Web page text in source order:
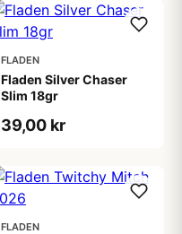
FLADEN
Fladen Silver Chaser
Slim 18gr
39,00 kr
FLADEN